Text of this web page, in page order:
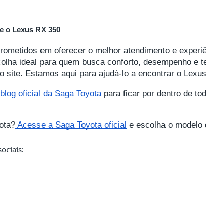
o Lexus RX 350
em oferecer o melhor atendimento e
ideal para quem busca conforto, desempenho
site. Estamos aqui para ajudá-lo a encontrar o
oficial da Saga Toyotapara ficar por dentro de
Acesse a Saga Toyota oficial e escolha o